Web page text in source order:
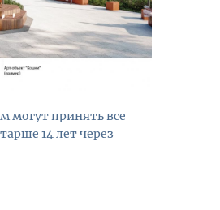
могут принять все
14 лет через